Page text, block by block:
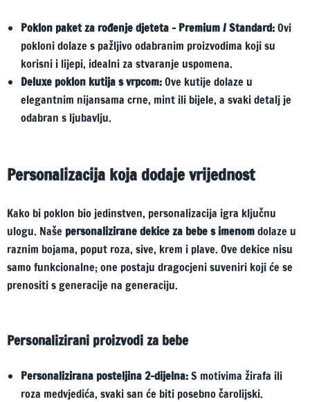
Poklon paket za rođenje djeteta – Premium / Standard:Ovi
pokloni dolaze s pažljivo odabranim proizvodima koji su
korisni i lijepi, idealni za stvaranje uspomena.
Deluxe poklon kutija s vrpcom:Ove kutije dolaze u
elegantnim nijansama crne, mint ili bijele, a svaki detalj je
odabran s ljubavlju.
Personalizacija koja dodaje vrijednost
Kako bi poklon bio jedinstven, personalizacija igra ključnu
ulogu. Naše personalizirane dekice za bebe s imenomdolaze u
raznim bojama, poput roza, sive, krem i plave. Ove dekice nisu
samo funkcionalne; one postaju dragocjeni suveniri koji će se
prenositi s generacije na generaciju.
Personalizirani proizvodi za bebe
Personalizirana posteljina 2-dijelna:S motivima žirafa ili
roza medvjedića, svaki san će biti posebno čarolijski.